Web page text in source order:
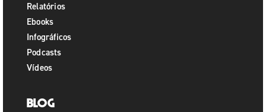
Relatórios
Ebooks
Infográficos
Podcasts
Vídeos
Blog